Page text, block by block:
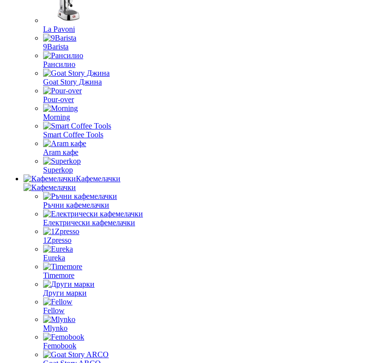
La Pavoni
9Barista
Рансилио
Goat Story Джина
Pour-over
Morning
Smart Coffee Tools
Aram кафе
Superkop
Кафемелачки
Ръчни кафемелачки
Електрически кафемелачки
1Zpresso
Eureka
Timemore
Други марки
Fellow
Mlynko
Femobook